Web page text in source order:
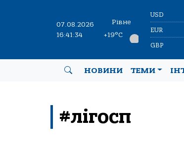
07.08.2026
16:41:34
Рівне
+19°C
USD
EUR
GBP
НОВИНИ ТЕМИ
#лігосп